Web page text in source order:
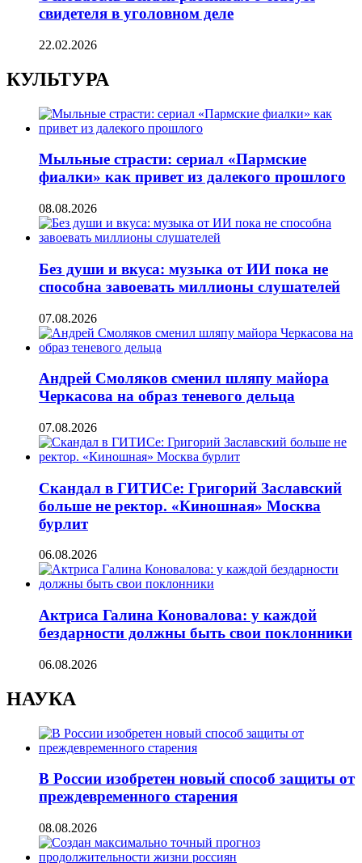
свидетеля в уголовном деле
22.02.2026
КУЛЬТУРА
Мыльные страсти: сериал «Пармские
фиалки» как привет из далекого прошлого
08.08.2026
Без души и вкуса: музыка от ИИ пока не
способна завоевать миллионы слушателей
07.08.2026
Андрей Смоляков сменил шляпу майора
Черкасова на образ теневого дельца
07.08.2026
Скандал в ГИТИСе: Григорий Заславский
больше не ректор. «Киношная» Москва
бурлит
06.08.2026
Актриса Галина Коновалова: у каждой
бездарности должны быть свои поклонники
06.08.2026
НАУКА
В России изобретен новый способ защиты от
преждевременного старения
08.08.2026